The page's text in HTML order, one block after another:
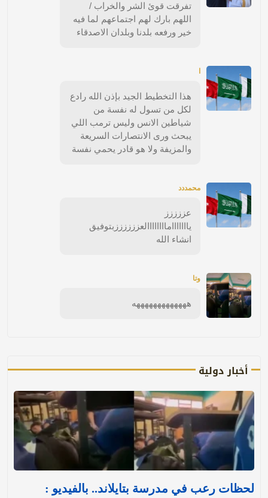
تفرقت قوئ الشر والخراب /
اللهم بارك لهم اجتماعهم لما فيه
خير ورفعه بلدنا وبلدان الاصدقاء
هذا التخطيط الجيد بإذن الله رادع
لكل من تسول له نفسة من
شياطين الانس وليس ترمب اللي
يبحث ورى الانتصارات السريعة
والمزيفة ولا هو قادر يحمي نفسة
محمددد
عززززز
ياااااااماااااااالعززززززبتوفيق
انشاء الله
وتا
هههههههههههههه
أخبار دولية
لحظات رعب في مدرسة بتايلاند.. بالفيديو :